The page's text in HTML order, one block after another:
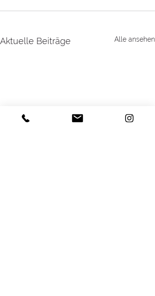
Aktuelle Beiträge Alle ansehen